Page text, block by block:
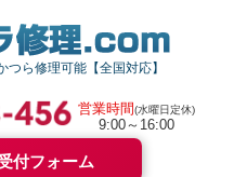
つら修理可能【全国対応】
営業時間(水曜日定休)
9:00～16:00
付フォーム